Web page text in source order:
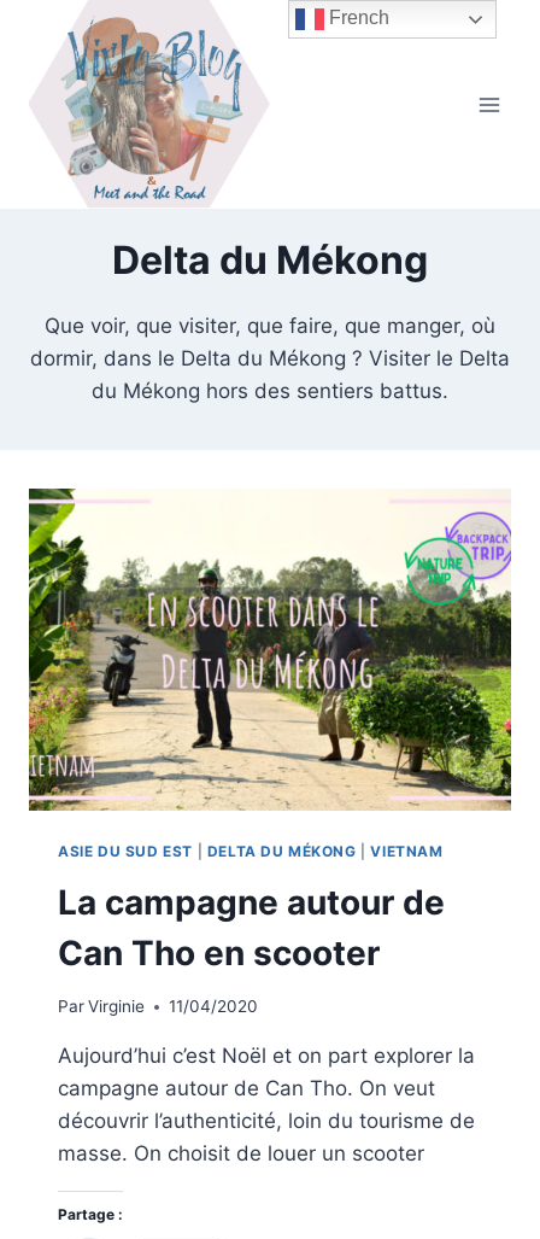
contenu
Delta du Mékong
Que voir, que visiter, que faire, que manger, où
dormir, dans le Delta du Mékong ? Visiter le Delta
du Mékong hors des sentiers battus.
ASIE DU SUD EST DELTA DU MÉKONG |VIETNAM
La campagne autour de
Can Tho en scooter
ParVirginie 11/04/2020
Aujourd’hui c’est Noël et on part explorer la
campagne autour de Can Tho. On veut
découvrir l’authenticité, loin du tourisme de
masse. On choisit de louer un scooter
Partage :
French